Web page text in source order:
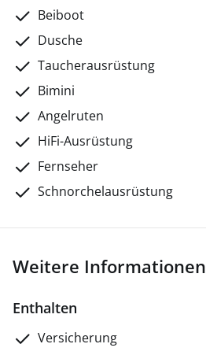
Beiboot
Dusche
Taucherausrüstung
Bimini
Angelruten
HiFi-Ausrüstung
Fernseher
Schnorchelausrüstung
Weitere Informationen
Enthalten
Versicherung